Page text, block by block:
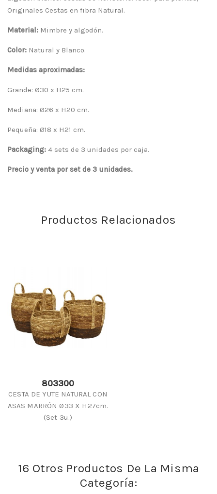
Originales Cestas en fibra Natural.
Material: Mimbre y algodón.
Color: Natural y Blanco.
Medidas aproximadas:
Grande: Ø30 x H25 cm.
Mediana: Ø26 x H20 cm.
Pequeña: Ø18 x H21 cm.
Packaging: 4 sets de 3 unidades por caja.
Precio y venta por set de 3 unidades.
Productos Relacionados
803300
CESTA DE YUTE NATURAL CON
ASAS MARRÓN Ø33 X H27cm.
(Set 3u.)
16 Otros Productos De La Misma
Categoría: